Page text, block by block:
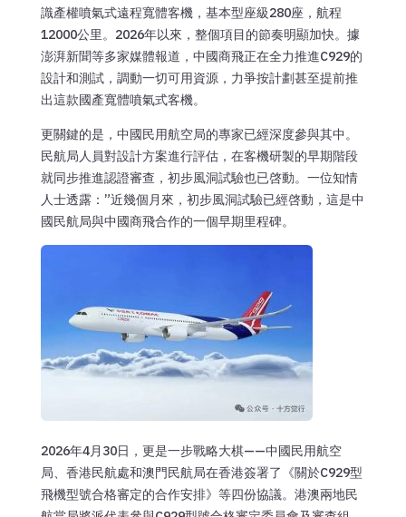
識產權噴氣式遠程寬體客機，基本型座級280座，航程
12000公里。2026年以來，整個項目的節奏明顯加快。據
澎湃新聞等多家媒體報道，中國商飛正在全力推進C929的
設計和測試，調動一切可用資源，力爭按計劃甚至提前推
出這款國產寬體噴氣式客機。
更關鍵的是，中國民用航空局的專家已經深度參與其中。
民航局人員對設計方案進行評估，在客機研製的早期階段
就同步推進認證審查，初步風洞試驗也已啓動。一位知情
人士透露：”近幾個月來，初步風洞試驗已經啓動，這是中
國民航局與中國商飛合作的一個早期里程碑。
2026年4月30日，更是一步戰略大棋——中國民用航空
局、香港民航處和澳門民航局在香港簽署了《關於C929型
飛機型號合格審定的合作安排》等四份協議。港澳兩地民